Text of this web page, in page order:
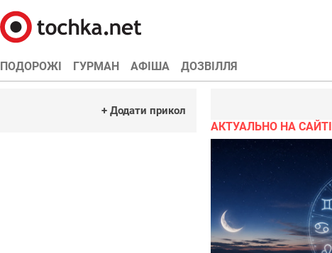
ПОДОРОЖІ ГУРМАН АФІША ДОЗВІЛЛЯ
+ Додати прикол
АКТУАЛЬНО НА САЙТІ